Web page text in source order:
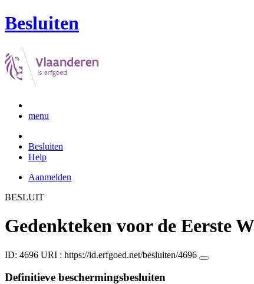
Besluiten
menu
Besluiten
Help
Aanmelden
BESLUIT
Gedenkteken voor de Eerste
ID: 4696 URI : https://id.erfgoed.net/besluiten/4696
Definitieve beschermingsbesluiten